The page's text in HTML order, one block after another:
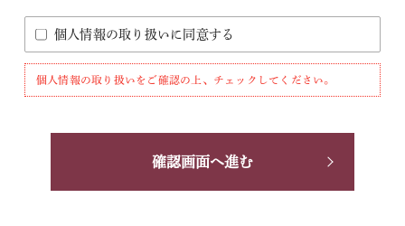
個人情報の取り扱いに同意する
個人情報の取り扱いをご確認の上、チェックしてください。
確認画面へ進む